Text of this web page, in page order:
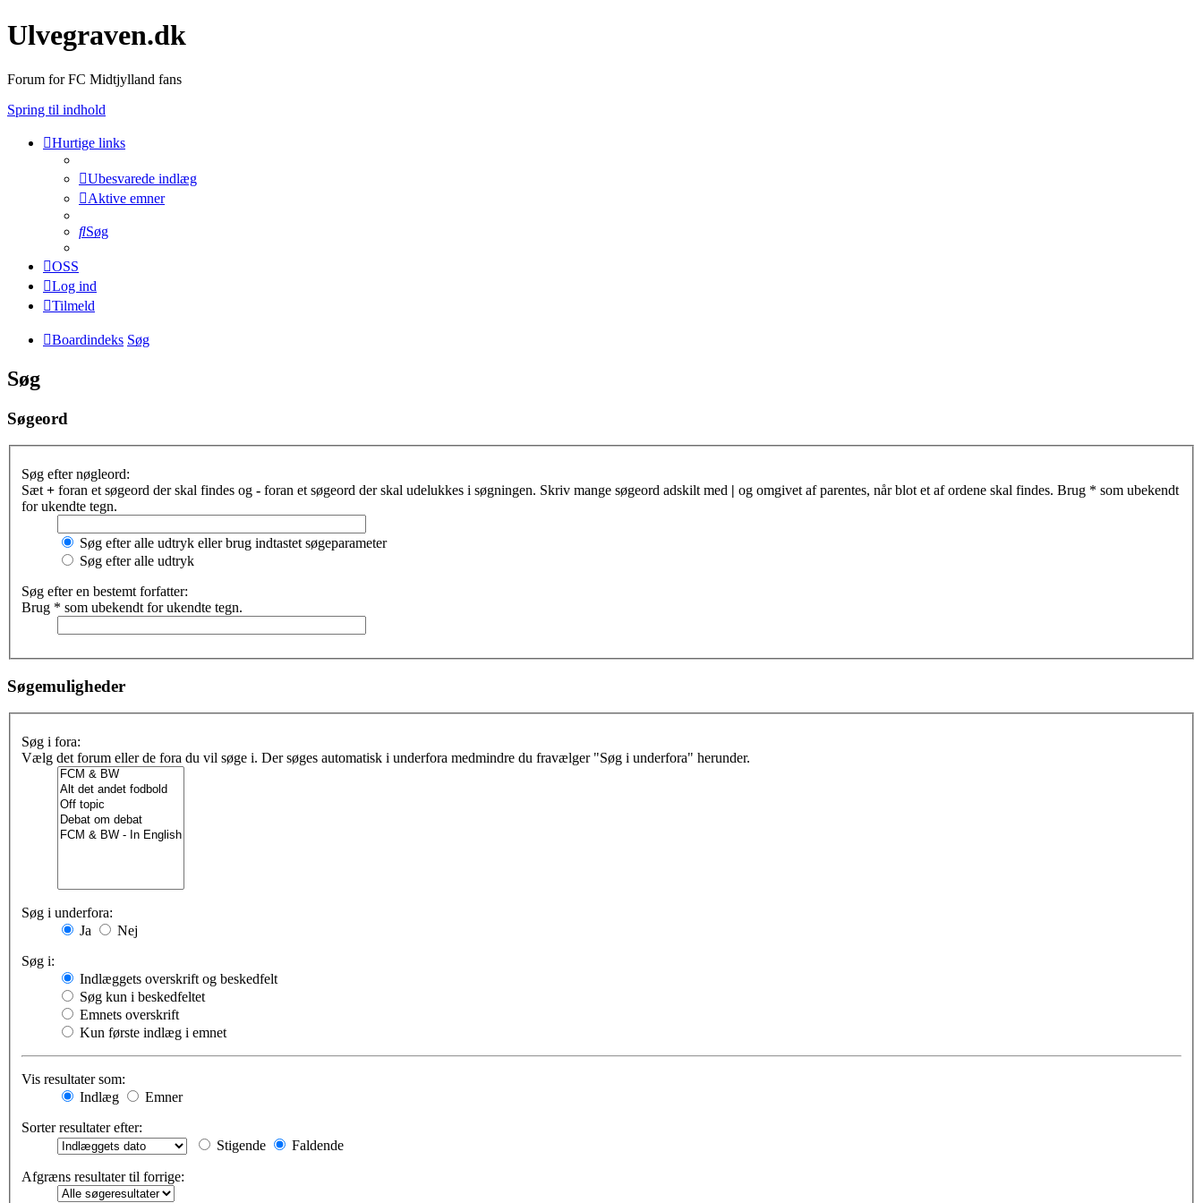
Ulvegraven.dk
Forum for FC Midtjylland fans
Spring til indhold
Hurtige links
Ubesvarede indlæg
Aktive emner
Søg
OSS
Log ind
Tilmeld
Boardindeks Søg
Søg
Søgeord
Søg efter nøgleord:
Sæt + foran et søgeord der skal findes og - foran et søgeord der skal udelukkes i søgningen. Skriv mange søgeord adskilt med | og omgivet af parentes, når blot et af ordene skal findes. Brug * som ubekendt
for ukendte tegn.
Søg efter alle udtryk eller brug indtastet søgeparameter
Søg efter alle udtryk
Søg efter en bestemt forfatter:
Brug * som ubekendt for ukendte tegn.
Søgemuligheder
Søg i fora:
Vælg det forum eller de fora du vil søge i. Der søges automatisk i underfora medmindre du fravælger "Søg i underfora" herunder.
Søg i underfora:
Ja
Nej
Søg i:
Indlæggets overskrift og beskedfelt
Søg kun i beskedfeltet
Emnets overskrift
Kun første indlæg i emnet
Vis resultater som:
Indlæg
Emner
Sorter resultater efter:
Stigende
Faldende
Afgræns resultater til forrige: